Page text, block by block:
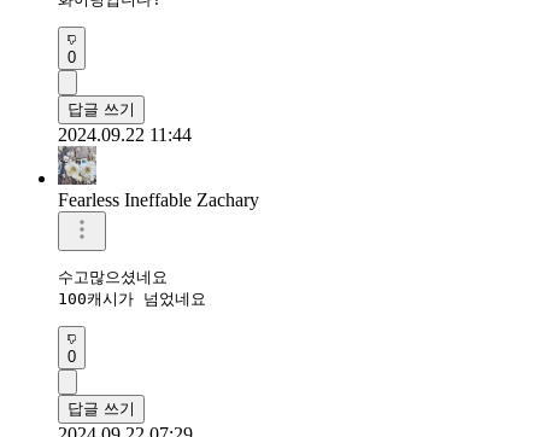
0
답글 쓰기
2024.09.22 11:44
Fearless Ineffable Zachary
수고많으셨네요
100캐시가 넘었네요
0
답글 쓰기